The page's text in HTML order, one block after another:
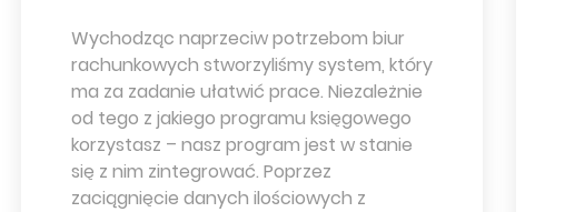
Wychodząc naprzeciw potrzebom biur
rachunkowych stworzyliśmy system, który
ma za zadanie ułatwić prace. Niezależnie
od tego z jakiego programu księgowego
korzystasz – nasz program jest w stanie
się z nim zintegrować. Poprzez
zaciągnięcie danych ilościowych z